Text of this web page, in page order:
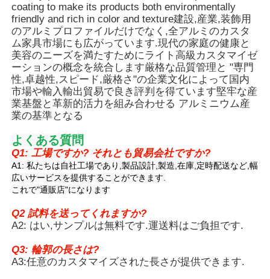
工場 ツアー
品質管理
お問い合わせ
ニュース
見積もりを依頼する
押出アルミニウムプロファイル
アルミ製のキッチンプロファイル
用することができます.
coating to make its products both environmentally
friendly and rich in color and texture建設,産業,装飾用
のアルミプロファイルだけでなく,全アルミのカスタ
ム家具市場にも広がっています.現代の家庭の健康と
美容のニーズを満たすためにライト高級カスタマイゼ
ーションの概念を統合します厳格な品質管理と "専門
性,卓越性,スピード,厳格さ"の企業文化によって国内
市場や輸入輸出貿易で良き評判を得ています堅牢な産
業基盤と革新的活力を組み合わせる アルミニウム産
業の基準となる
よくある質問
Q1: 工場ですか? それとも貿易会社ですか?
A1: 私たちは自社工場であり,製品設計,製造,在庫,定時配送など,幅
広いサービスを提供することができます.
これで"通販店"になります
Q2 試料を送ってくれますか?
A2: はい,サンプルは無料です.運送料はご負担です.
Q3: 輪郭の長さは?
A3:任意のカスタマイズされた長さが提供できます.